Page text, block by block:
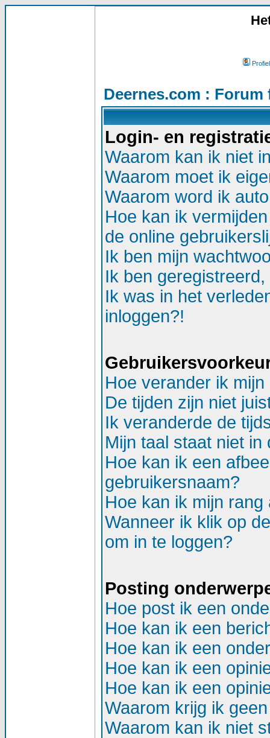
Profiel
Deernes.com :
Login- en
Waarom kan ik niet
Waarom moet ik
Waarom word ik
Hoe kan ik
de online
Ik ben mijn
Ik ben
Ik was in het
inloggen?!
Hoe verander ik
De tijden zijn niet
Ik veranderde de
Mijn taal staat niet in
Hoe kan ik een
gebruikersnaam?
Hoe kan ik mijn rang
Wanneer ik klik op
om in te loggen?
Posting
Hoe post ik een
Hoe kan ik een
Hoe kan ik een
Hoe kan ik een
Hoe kan ik een
Waarom krijg ik
Waarom kan ik niet